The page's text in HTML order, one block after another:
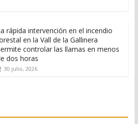
rápida intervención en el incendio
en la Vall de la Gallinera
controlar las llamas en menos
dos horas
30 julio, 2026